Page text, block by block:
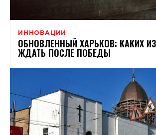
ИННОВАЦИИ
ОБНОВЛЕННЫЙ ХАРЬКОВ: КАКИХ
ЖДАТЬ ПОСЛЕ ПОБЕДЫ